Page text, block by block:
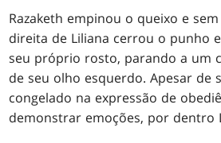
Razaketh empinou o queixo e
direita de Liliana cerrou o punho
seu próprio rosto, parando a um
de seu olho esquerdo. Apesar de
congelado na expressão de
demonstrar emoções, por dentro